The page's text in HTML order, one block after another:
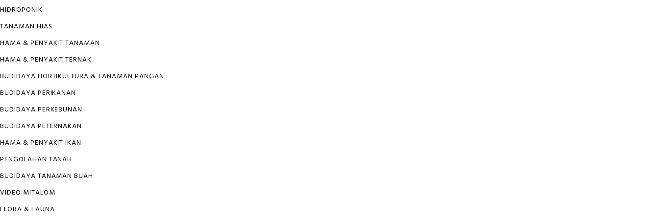
HIDROPONIK
TANAMAN HIAS
HAMA & PENYAKIT TANAMAN
HAMA & PENYAKIT TERNAK
BUDIDAYA HORTIKULTURA & TANAMAN PANGAN
BUDIDAYA PERIKANAN
BUDIDAYA PERKEBUNAN
BUDIDAYA PETERNAKAN
HAMA & PENYAKIT IKAN
PENGOLAHAN TANAH
BUDIDAYA TANAMAN BUAH
VIDEO MITALOM
FLORA & FAUNA